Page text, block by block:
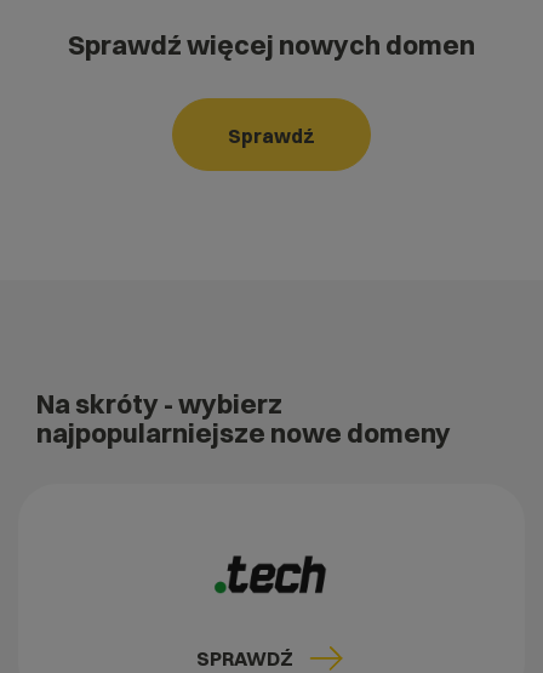
Sprawdź więcej nowych domen
Sprawdź
Na skróty - wybierz
najpopularniejsze nowe domeny
SPRAWDŹ